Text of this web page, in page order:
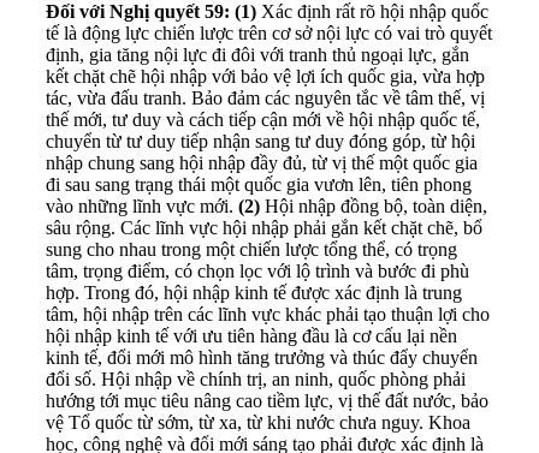
Đối với Nghị quyết 59: (1) Xác định rất rõ hội nhập quốc
tế là động lực chiến lược trên cơ sở nội lực có vai trò quyết
định, gia tăng nội lực đi đôi với tranh thủ ngoại lực, gắn
kết chặt chẽ hội nhập với bảo vệ lợi ích quốc gia, vừa hợp
tác, vừa đấu tranh. Bảo đảm các nguyên tắc về tâm thế, vị
thế mới, tư duy và cách tiếp cận mới về hội nhập quốc tế,
chuyển từ tư duy tiếp nhận sang tư duy đóng góp, từ hội
nhập chung sang hội nhập đầy đủ, từ vị thế một quốc gia
đi sau sang trạng thái một quốc gia vươn lên, tiên phong
vào những lĩnh vực mới. (2) Hội nhập đồng bộ, toàn diện,
sâu rộng. Các lĩnh vực hội nhập phải gắn kết chặt chẽ, bổ
sung cho nhau trong một chiến lược tổng thể, có trọng
tâm, trọng điểm, có chọn lọc với lộ trình và bước đi phù
hợp. Trong đó, hội nhập kinh tế được xác định là trung
tâm, hội nhập trên các lĩnh vực khác phải tạo thuận lợi cho
hội nhập kinh tế với ưu tiên hàng đầu là cơ cấu lại nền
kinh tế, đổi mới mô hình tăng trưởng và thúc đẩy chuyển
đổi số. Hội nhập về chính trị, an ninh, quốc phòng phải
hướng tới mục tiêu nâng cao tiềm lực, vị thế đất nước, bảo
vệ Tổ quốc từ sớm, từ xa, từ khi nước chưa nguy. Khoa
học, công nghệ và đổi mới sáng tạo phải được xác định là